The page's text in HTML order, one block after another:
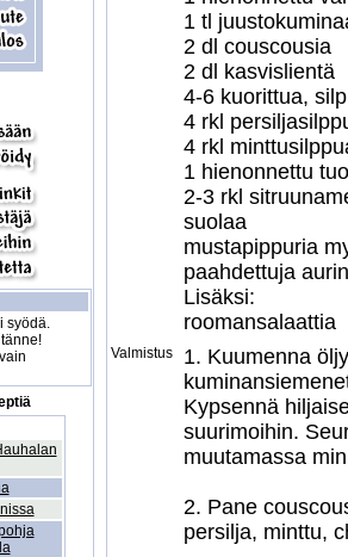
syödä.
1 tl
2 dl couscousia
2 dl kasvislientä
4-6 kuorittua,
4 rkl
4 rkl
1 hienonnettu
2-3 rkl
suolaa
mustapippuria
paahdettuja
Lisäksi:
roomansalaattia
Valmistus
1. Kuumenna
Kypsennä
suurimoihin.
muutamassa
2. Pane
persilja, minttu,